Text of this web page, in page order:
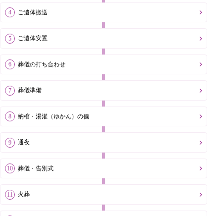
ご遺体搬送
ご遺体安置
葬儀の打ち合わせ
葬儀準備
納棺・湯灌（ゆかん）の儀
通夜
葬儀・告別式
火葬